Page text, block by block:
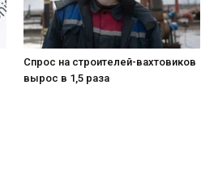
Спрос на строителей-вахтовиков
вырос в 1,5 раза